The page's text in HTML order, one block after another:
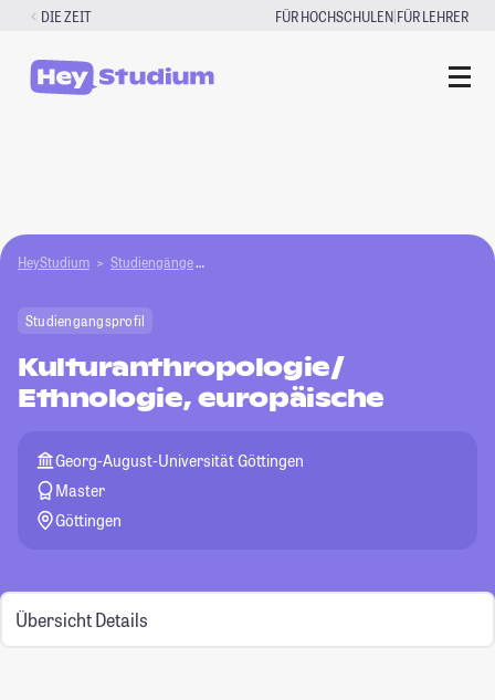
Zum
springen
DIE ZEIT FÜR HOCHSCHULEN|FÜR LEHRER
HeyStudium Studiengänge
Studiengangsprofil
Kulturanthropologie/
Ethnologie, europäische
Georg-August-Universität Göttingen
Master
Göttingen
Übersicht Details